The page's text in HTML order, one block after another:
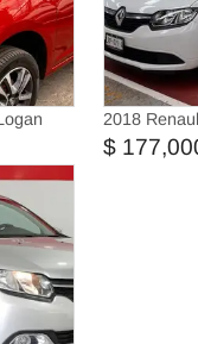
2018
$